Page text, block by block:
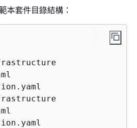
本套件目錄結構：